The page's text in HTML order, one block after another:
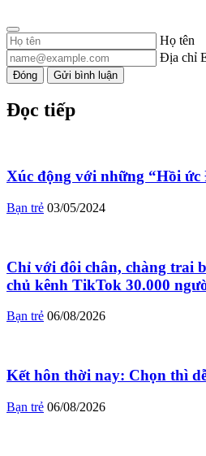
Họ tên
Địa chỉ
Đóng Gửi bình luận
Đọc tiếp
Xúc động với những “Hồi ức
Bạn trẻ 03/05/2024
Chỉ với đôi chân, chàng trai
chủ kênh TikTok 30.000
Bạn trẻ 06/08/2026
Kết hôn thời nay: Chọn thì
Bạn trẻ 06/08/2026